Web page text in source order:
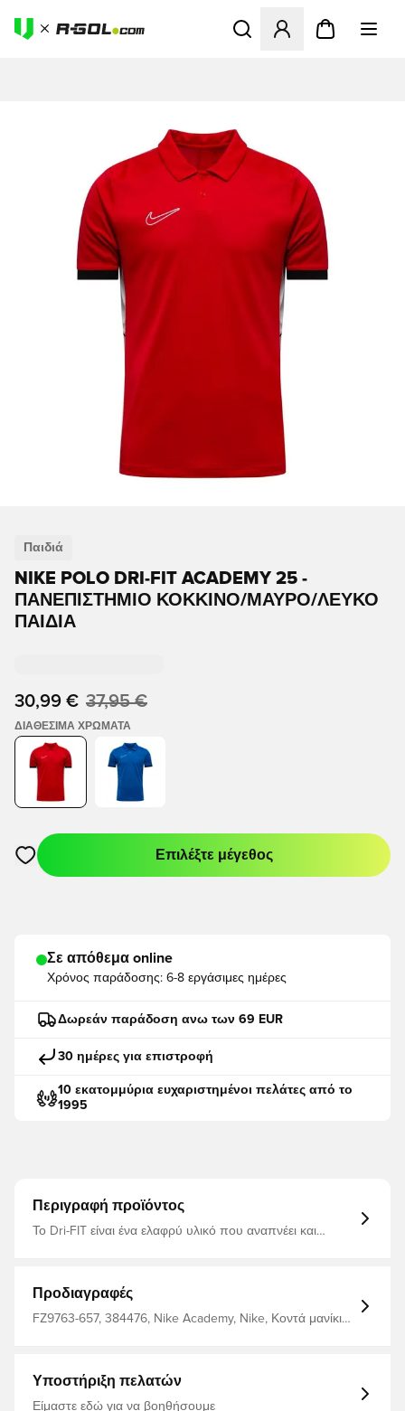
Ανοίγει ένα Modal για να
Παιδιά
NIKE POLO DRI-FIT ACADEMY 25 -
ΠΑΝΕΠΙΣΤΉΜΙΟ ΚΌΚΚΙΝΟ/ΜΑΎΡΟ/ΛΕΥΚΌ
ΠΑΙΔΙΆ
30,99 € 37,95 €
ΔΙΑΘΈΣΙΜΑ ΧΡΏΜΑΤΑ
Ανοίγει ένα Modal για να συνδεθείτε ή να εγγραφείτε ως
Επιλέξτε μέγεθος
Σε απόθεμα online
Χρόνος παράδοσης: 6-8 εργάσιμες ημέρες
Δωρεάν παράδοση ανω των 69 EUR
30 ημέρες για επιστροφή
10 εκατομμύρια ευχαριστημένοι πελάτες από το
1995
Περιγραφή προϊόντος
Το Dri-FIT είναι ένα ελαφρύ υλικό που αναπνέει και
αναδιπλούμενο γιακά, που δίνει στο polo της Nike μια
διαχρονική εμφάνιση Κατασκευασμένο από 100%
πολυεστέρα.
Προδιαγραφές
FZ9763-657, 384476, Nike Academy, Nike, Κοντά μανίκια,
Υποστήριξη πελατών
Είμαστε εδώ για να βοηθήσουμε